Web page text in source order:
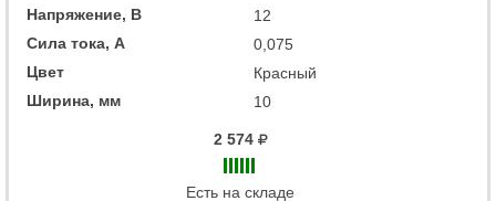
Напряжение, В
12
Сила тока, А
0,075
Цвет
Красный
Ширина, мм
10
2 574
Есть на складе